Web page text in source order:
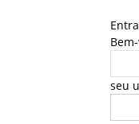
seu